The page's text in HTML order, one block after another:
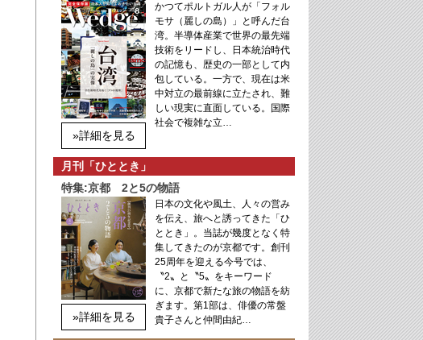
»詳細を見る
かつてポルトガル人が「フォル
モサ（麗しの島）」と呼んだ台
湾。半導体産業で世界の最先端
技術をリードし、日本統治時代
の記憶も、歴史の一部として内
包している。一方で、現在は米
中対立の最前線に立たされ、難
しい現実に直面している。国際
社会で複雑な立…
月刊「ひととき」
特集:京都 2と5の物語
»詳細を見る
日本の文化や風土、人々の営み
を伝え、旅へと誘ってきた「ひ
ととき」。当誌が幾度となく特
集してきたのが京都です。創刊
25周年を迎える今号では、
〝2〟と〝5〟をキーワード
に、京都で新たな旅の物語を紡
ぎます。第1部は、俳優の常盤
貴子さんと仲間由紀…